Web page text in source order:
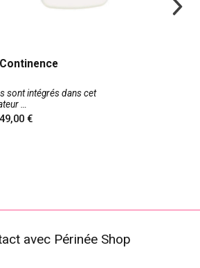
sont intégrés dans cet
avec Périnée Shop